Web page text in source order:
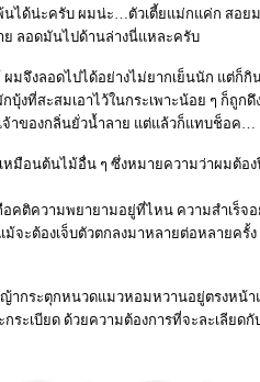
ได้น่ะครับ ผมน่ะ…ตัวเตี้ยแม่กแค่ก สอยม
ลอดมันไปด้านล่างนี่แหละครับ
ผมจึงลอดไปได้อย่างไม่ยากเย็นนัก แต่ก็
บุ้งที่สะสมเอาไว้ในกระเพาะน้อย ๆ ก็ถู
าของกลิ่นยั่วน้ำลาย แต่แล้วก็แทบช็อค…
มือนต้นไม้อื่น ๆ ซึ่งหมายความว่าผมต้อ
คติความพยายามอยู่ที่ไหน ความสำเร็จ
จะต้องเจ็บตัวตกลงมาหลายต่อหลายครั้
กระตุกหนวดแมวหอมหวานอยู่ตรงหน้า
กระเบียด ด้วยความต้องการที่จะละเลี